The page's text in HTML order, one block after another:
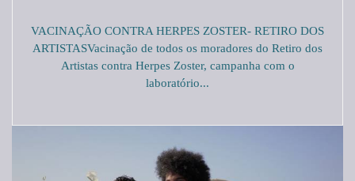
VACINAÇÃO CONTRA HERPES ZOSTER- RETIRO DOS
ARTISTASVacinação de todos os moradores do Retiro dos
Artistas contra Herpes Zoster, campanha com o
laboratório...